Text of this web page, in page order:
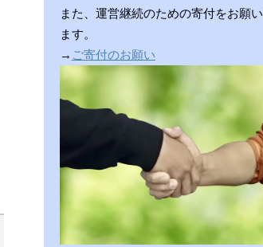
また、運営継続のための寄付をお願
ます。
→ ご寄付のお願い